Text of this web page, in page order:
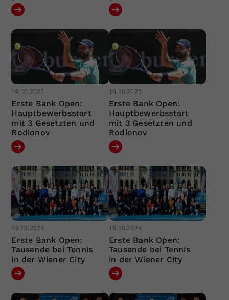
19.10.2025
Erste Bank Open:
Hauptbewerbsstart
mit 3 Gesetzten und
Rodionov
19.10.2025
Erste Bank Open:
Hauptbewerbsstart
mit 3 Gesetzten und
Rodionov
19.10.2025
Erste Bank Open:
Tausende bei Tennis
in der Wiener City
19.10.2025
Erste Bank Open:
Tausende bei Tennis
in der Wiener City